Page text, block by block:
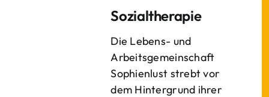
Sozialtherapie
Die Lebens- und
Arbeitsgemeinschaft
Sophienlust strebt vor
dem Hintergrund ihrer